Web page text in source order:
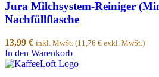
Jura Milchsystem-Reiniger
Nachfüllflasche
13,99 € inkl. MwSt. (11,76 € exkl. MwSt.)
In den Warenkorb